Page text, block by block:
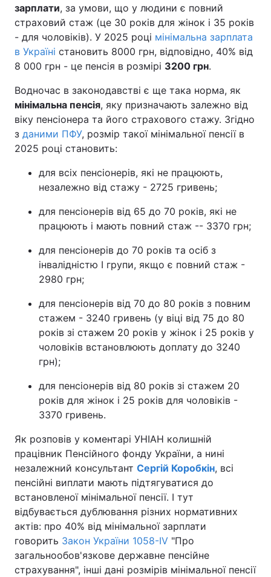
зарплати, за умови, що у людини є повний
страховий стаж (це 30 років для жінок і 35 років
- для чоловіків). У 2025 році мінімальна зарплата
в Україні становить 8000 грн, відповідно, 40% від
8 000 грн - це пенсія в розмірі 3200 грн.
Водночас в законодавстві є ще така норма, як
мінімальна пенсія, яку призначають залежно від
віку пенсіонера та його страхового стажу. Згідно
з даними ПФУ, розмір такої мінімальної пенсії в
2025 році становить:
для всіх пенсіонерів, які не працюють,
незалежно від стажу - 2725 гривень;
для пенсіонерів від 65 до 70 років, які не
працюють і мають повний стаж -- 3370 грн;
для пенсіонерів до 70 років та осіб з
інвалідністю І групи, якщо є повний стаж -
2980 грн;
для пенсіонерів від 70 до 80 років з повним
стажем - 3240 гривень (у віці від 75 до 80
років зі стажем 20 років у жінок і 25 років у
чоловіків встановлюють доплату до 3240
грн);
для пенсіонерів від 80 років зі стажем 20
років для жінок і 25 років для чоловіків -
3370 гривень.
Як розповів у коментарі УНІАН колишній
працівник Пенсійного фонду України, а нині
незалежний консультант Сергій Коробкін, всі
пенсійні виплати мають підтягуватися до
встановленої мінімальної пенсії. І тут
відбувається дублювання різних нормативних
актів: про 40% від мінімальної зарплати
говорить Закон України 1058-IV "Про
загальнообов'язкове державне пенсійне
страхування", інші дані розмірів мінімальної пенсії